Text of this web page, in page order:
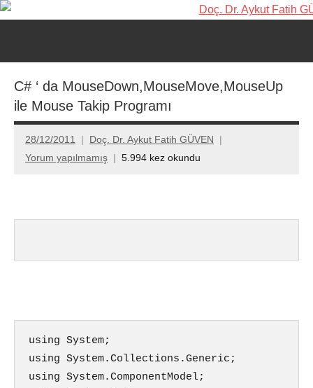
İçeriğe
Dr.
Aykut
Fatih
GÜVEN-
World's
2%
Sitesi
C# ‘ da MouseDown,MouseMove,MouseUp
ile Mouse Takip Programı
28/12/2011
Doç. Dr. Aykut Fatih GÜVEN
Yorum yapılmamış
5.994 kez okundu
using System;
using System.Collections.Generic;
using System.ComponentModel;